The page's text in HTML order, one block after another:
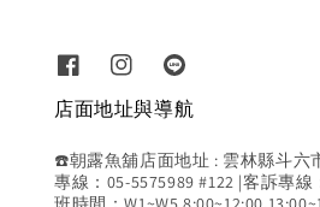
店面地址與導航
☎️朝露魚舖店面地址 : 雲林縣斗六
專線：05-5575989 #122 |客訴專線